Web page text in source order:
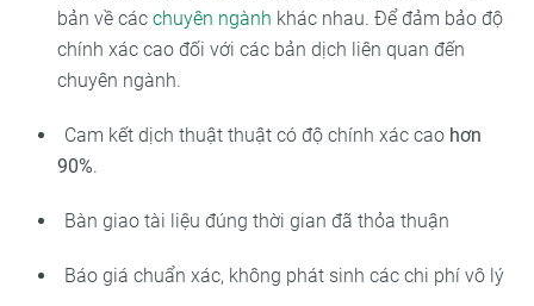
bản về các chuyên ngành khác nhau. Để đảm bảo độ
chính xác cao đối với các bản dịch liên quan đến
chuyên ngành.
Cam kết dịch thuật thuật có độ chính xác cao hơn
90%.
Bàn giao tài liệu đúng thời gian đã thỏa thuận
Báo giá chuẩn xác, không phát sinh các chi phí vô lý